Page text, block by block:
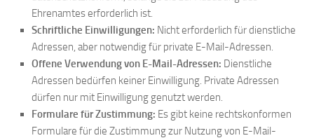
Ehrenamtes erforderlich ist.
Schriftliche Einwilligungen: Nicht erforderlich für dienstliche
Adressen, aber notwendig für private E-Mail-Adressen.
Offene Verwendung von E-Mail-Adressen: Dienstliche
Adressen bedürfen keiner Einwilligung. Private Adressen
dürfen nur mit Einwilligung genutzt werden.
Formulare für Zustimmung: Es gibt keine rechtskonformen
Formulare für die Zustimmung zur Nutzung von E-Mail-